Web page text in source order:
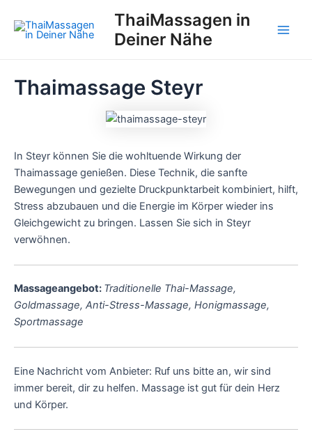
Inhalt
springen
ThaiMassagen in
Deiner Nähe
Thaimassage Steyr
In Steyr können Sie die wohltuende Wirkung der
Thaimassage genießen. Diese Technik, die sanfte
Bewegungen und gezielte Druckpunktarbeit kombiniert, hilft,
Stress abzubauen und die Energie im Körper wieder ins
Gleichgewicht zu bringen. Lassen Sie sich in Steyr
verwöhnen.
Massageangebot: Traditionelle Thai-Massage,
Goldmassage, Anti-Stress-Massage, Honigmassage,
Sportmassage
Eine Nachricht vom Anbieter: Ruf uns bitte an, wir sind
immer bereit, dir zu helfen. Massage ist gut für dein Herz
und Körper.